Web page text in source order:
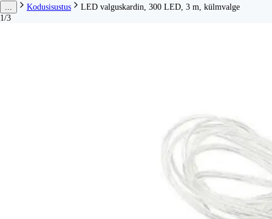
Kodusisustus
LED valguskardin, 300 LED, 3 m, külmvalge
1/3